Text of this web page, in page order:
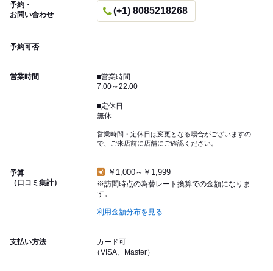
予約・
お問い合わせ
(+1) 8085218268
予約可否
営業時間
■営業時間
7:00～22:00
■定休日
無休
営業時間・定休日は変更となる場合がございますの
で、ご来店前に店舗にご確認ください。
予算
（口コミ集計）
￥1,000～￥1,999
※訪問時点の為替レート換算での金額になりま
す。
利用金額分布を見る
支払い方法
カード可
（VISA、Master）